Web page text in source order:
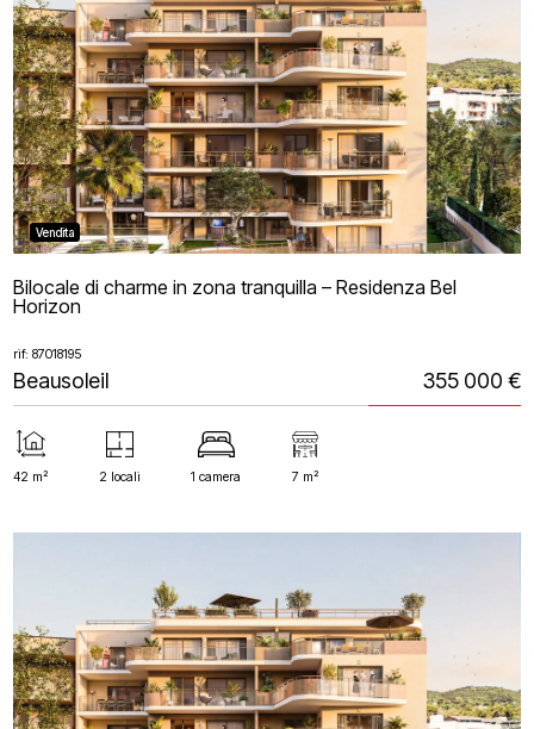
Vendita
Bilocale di charme in zona tranquilla – Residenza Bel
Horizon
rif: 87018195
355 000 €
Beausoleil
42 m² 2 locali 1 camera 7 m²